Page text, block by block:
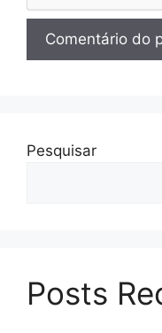
Pesquisar
Posts